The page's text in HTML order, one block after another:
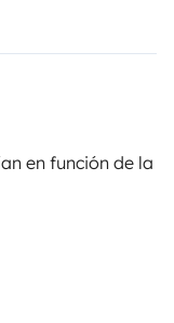
en función de la